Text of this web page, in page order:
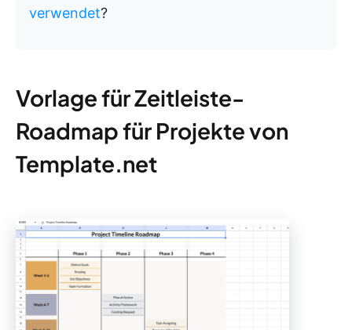
verwendet?
Vorlage für Zeitleiste-
Roadmap für Projekte von
Template.net